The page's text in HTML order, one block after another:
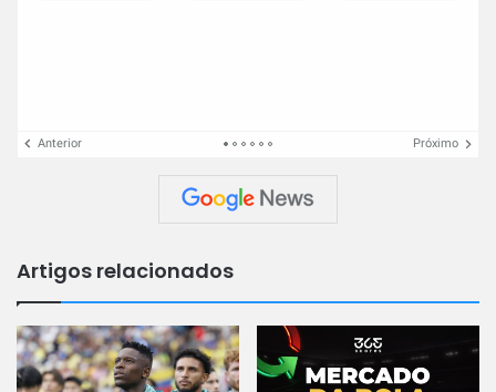
Anterior Próximo
Artigos relacionados